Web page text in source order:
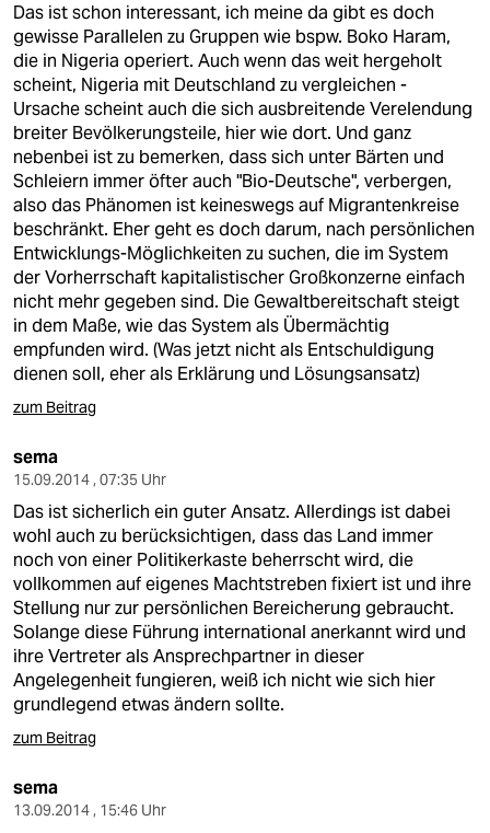
Das ist schon interessant, ich meine da gibt es doch
gewisse Parallelen zu Gruppen wie bspw. Boko Haram,
die in Nigeria operiert. Auch wenn das weit hergeholt
scheint, Nigeria mit Deutschland zu vergleichen -
Ursache scheint auch die sich ausbreitende Verelendung
breiter Bevölkerungsteile, hier wie dort. Und ganz
nebenbei ist zu bemerken, dass sich unter Bärten und
Schleiern immer öfter auch "Bio-Deutsche", verbergen,
also das Phänomen ist keineswegs auf Migrantenkreise
beschränkt. Eher geht es doch darum, nach persönlichen
Entwicklungs-Möglichkeiten zu suchen, die im System
der Vorherrschaft kapitalistischer Großkonzerne einfach
nicht mehr gegeben sind. Die Gewaltbereitschaft steigt
in dem Maße, wie das System als Übermächtig
empfunden wird. (Was jetzt nicht als Entschuldigung
dienen soll, eher als Erklärung und Lösungsansatz)
zum Beitrag
sema
15.09.2014 , 07:35 Uhr
Das ist sicherlich ein guter Ansatz. Allerdings ist dabei
wohl auch zu berücksichtigen, dass das Land immer
noch von einer Politikerkaste beherrscht wird, die
vollkommen auf eigenes Machtstreben fixiert ist und ihre
Stellung nur zur persönlichen Bereicherung gebraucht.
Solange diese Führung international anerkannt wird und
ihre Vertreter als Ansprechpartner in dieser
Angelegenheit fungieren, weiß ich nicht wie sich hier
grundlegend etwas ändern sollte.
zum Beitrag
sema
13.09.2014 , 15:46 Uhr